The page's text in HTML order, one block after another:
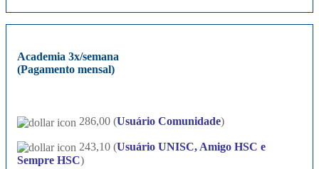
Academia 3x/semana
(Pagamento mensal)
286,00 (Usuário Comunidade)
243,10 (Usuário UNISC, Amigo HSC e
Sempre HSC)